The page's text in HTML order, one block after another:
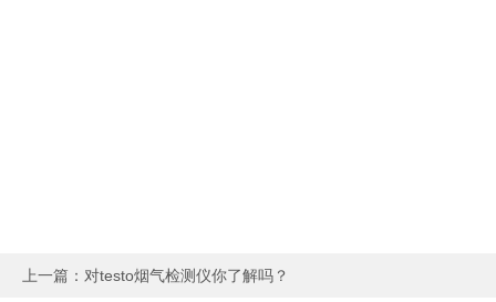
上一篇： 对testo烟气检测仪你了解吗？